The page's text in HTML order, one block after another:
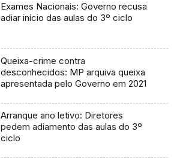
Exames Nacionais: Governo recusa
adiar início das aulas do 3º ciclo
Queixa-crime contra
desconhecidos: MP arquiva queixa
apresentada pelo Governo em 2021
Arranque ano letivo: Diretores
pedem adiamento das aulas do 3º
ciclo